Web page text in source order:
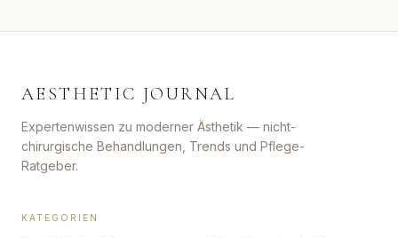
AESTHETIC JOURNAL
Expertenwissen zu moderner Ästhetik — nicht-
chirurgische Behandlungen, Trends und Pflege-
Ratgeber.
KATEGORIEN